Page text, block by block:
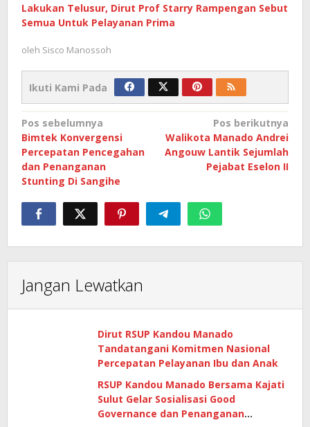
Lakukan Telusur, Dirut Prof Starry Rampengan Sebut
Semua Untuk Pelayanan Prima
oleh Sisco Manossoh
Ikuti Kami Pada
Navigasi
pos
Pos sebelumnya
Bimtek Konvergensi
Percepatan Pencegahan
dan Penanganan
Stunting Di Sangihe
Pos berikutnya
Walikota Manado Andrei
Angouw Lantik Sejumlah
Pejabat Eselon II
Jangan Lewatkan
Dirut RSUP Kandou Manado
Tandatangani Komitmen Nasional
Percepatan Pelayanan Ibu dan Anak
RSUP Kandou Manado Bersama Kajati
Sulut Gelar Sosialisasi Good
Governance dan Penanganan